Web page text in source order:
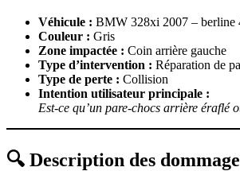
Véhicule : BMW 328xi 2007 – berline
Couleur : Gris
Zone impactée : Coin arrière gauche
Type d’intervention : Réparation de
Type de perte : Collision
Intention utilisateur principale :
Est-ce qu’un pare-chocs arrière éraflé
🔍 Description des